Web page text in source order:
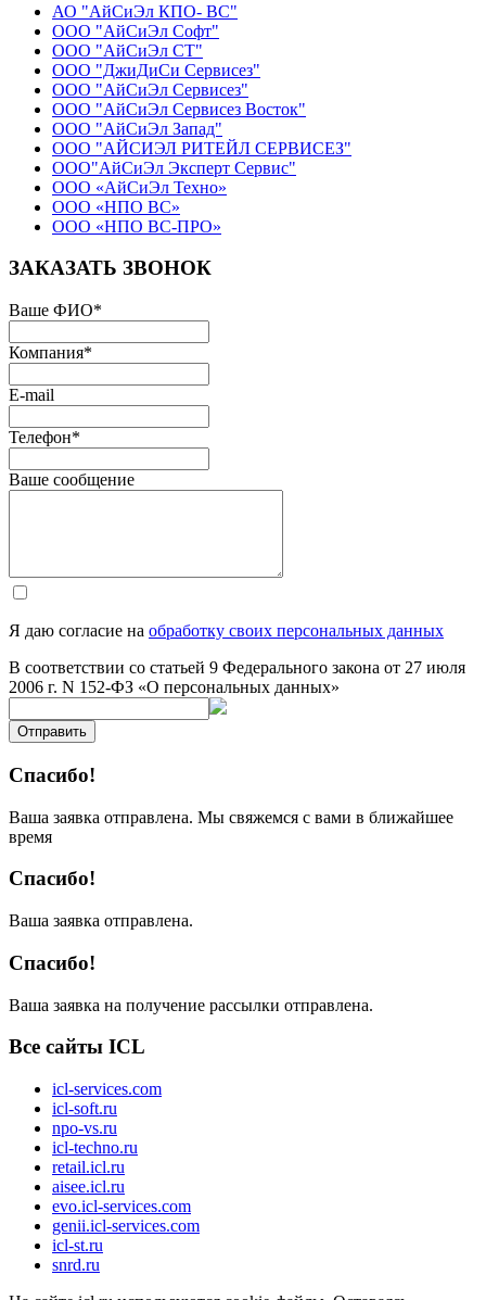
АО "АйСиЭл КПО- ВС"
ООО "АйСиЭл Софт"
ООО "АйСиЭл СТ"
ООО "ДжиДиСи Сервисез"
ООО "АйСиЭл Сервисез"
ООО "АйСиЭл Сервисез Восток"
ООО "АйСиЭл Запад"
ООО "АЙСИЭЛ РИТЕЙЛ СЕРВИСЕЗ"
ООО"АйСиЭл Эксперт Сервис"
ООО «АйСиЭл Техно»
ООО «НПО ВС»
ООО «НПО ВС-ПРО»
ЗАКАЗАТЬ ЗВОНОК
Ваше ФИО*
Компания*
E-mail
Телефон*
Ваше сообщение
Я даю согласие на обработку своих персональных данных
В соответствии со статьей 9 Федерального закона от 27 июля
2006 г. N 152-ФЗ «О персональных данных»
Отправить
Спасибо!
Ваша заявка отправлена. Мы свяжемся с вами в ближайшее
время
Спасибо!
Ваша заявка отправлена.
Спасибо!
Ваша заявка на получение рассылки отправлена.
Все сайты ICL
icl-services.com
icl-soft.ru
npo-vs.ru
icl-techno.ru
retail.icl.ru
aisee.icl.ru
evo.icl-services.com
genii.icl-services.com
icl-st.ru
snrd.ru